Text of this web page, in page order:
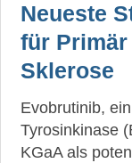
Neueste
für
Sklerose
Evobrutinib,
Tyrosinkinase
KGaA als